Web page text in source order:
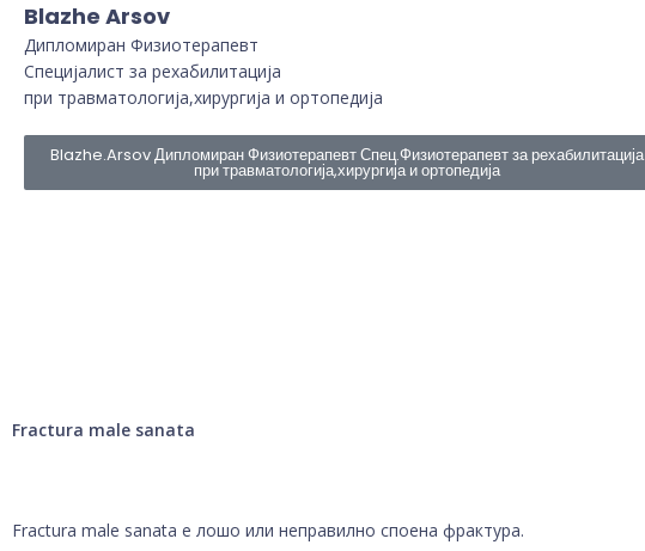
Blazhe Arsov
Дипломиран Физиотерапевт
Специјалист за рехабилитација
при травматологија,хирургија и ортопедија
Blazhe.Arsov Дипломиран Физиотерапевт Спец.Физиотерапевт за рехабилитација
при травматологија,хирургија и ортопедија
Fractura male sanata
Fractura male sanata е лошо или неправилно споена фрактура.